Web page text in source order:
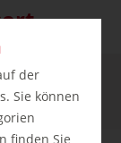
der
Sie können
finden Sie
in Rust